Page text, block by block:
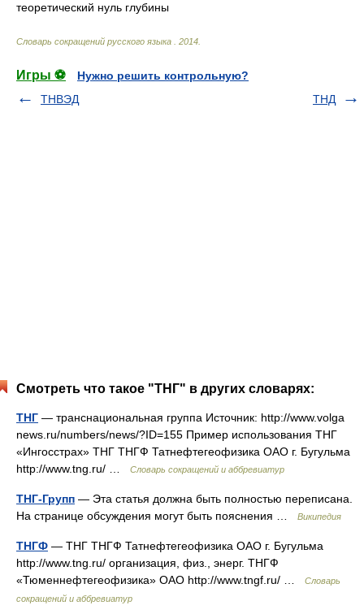
теоретический нуль глубины
Словарь сокращений русского языка 2014
Игры ⚽
Нужно решить контрольную?
ТНВЭД
ТНД
Смотреть что такое "ТНГ" в других словарях:
ТНГ — транснациональная группа Источник: http://www.volga
news.ru/numbers/news/?ID=155 Пример использования ТНГ
«Ингосстрах» ТНГ ТНГФ Татнефтегеофизика ОАО г. Бугульма
http://www.tng.ru/​ …
Словарь сокращений и аббревиатур
ТНГ-Групп — Эта статья должна быть полностью переписана.
На странице обсуждения могут быть пояснения …
Википедия
ТНГФ — ТНГ ТНГФ Татнефтегеофизика ОАО г. Бугульма
http://www.tng.ru/​ организация, физ., энерг. ТНГФ
«Тюменнефтегеофизика» ОАО http://www.tngf.ru/​ …
Словарь
сокращений и аббревиатур